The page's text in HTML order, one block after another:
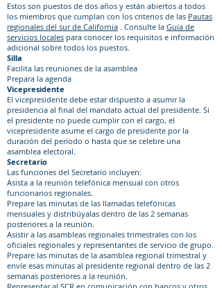
Estos son puestos de dos años y están abiertos a todos
los miembros que cumplan con los criterios de las Pautas
regionales del sur de California . Consulte la Guía de
servicios locales para conocer los requisitos e información
adicional sobre todos los puestos.
Silla
Facilita las reuniones de la asamblea
Prepara la agenda
Vicepresidente
El vicepresidente debe estar dispuesto a asumir la
presidencia al final del mandato actual del presidente. Si
el presidente no puede cumplir con el cargo, el
vicepresidente asume el cargo de presidente por la
duración del período o hasta que se celebre una
asamblea electoral.
Secretario
Las funciones del Secretario incluyen:
Asista a la reunión telefónica mensual con otros
funcionarios regionales.
Prepare las minutas de las llamadas telefónicas
mensuales y distribúyalas dentro de las 2 semanas
posteriores a la reunión.
Asistir a las asambleas regionales trimestrales con los
oficiales regionales y representantes de servicio de grupo.
Prepare las minutas de la asamblea regional trimestral y
envíe esas minutas al presidente regional dentro de las 2
semanas posteriores a la reunión.